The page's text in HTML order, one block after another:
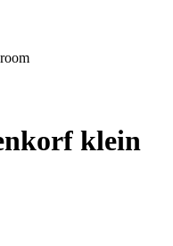
klein